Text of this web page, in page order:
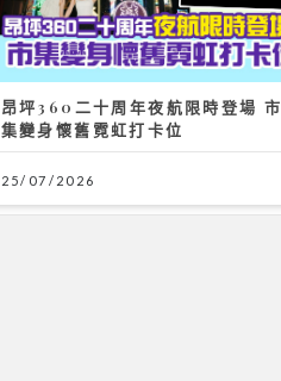
昂坪360二十周年夜航限時登場 市
集變身懷舊霓虹打卡位
25/07/2026